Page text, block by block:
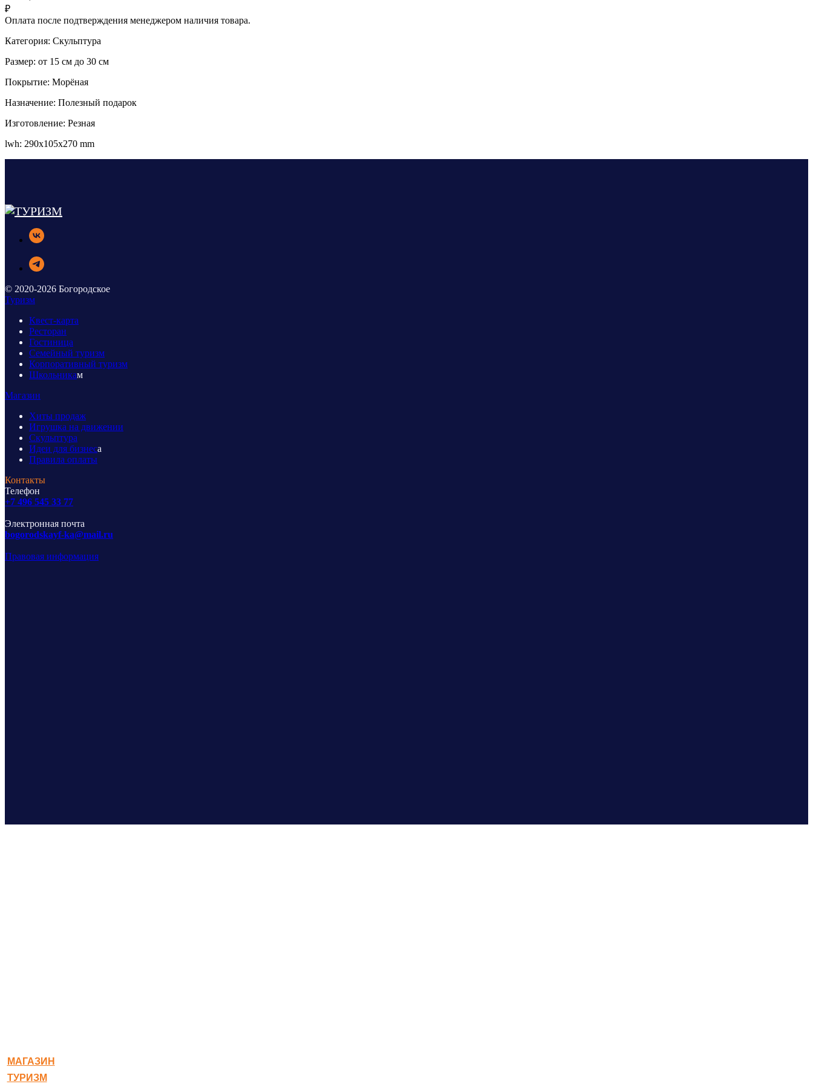
₽
Оплата после подтверждения менеджером наличия товара.
Категория: Скульптура
Размер: от 15 см до 30 см
Покрытие: Морёная
Назначение: Полезный подарок
Изготовление: Резная
lwh: 290x105x270 mm
© 2020-2026 Богородское
Туризм
Квест-карта
Ресторан
Гостиница
Семейный туризм
Корпоративный туризм
Школьникам
Магазин
Хиты продаж
Игрушка на движении
Скульптура
Идеи для бизнеса
Правила оплаты
Контакты
Телефон
+7 496 545 33 77
Электронная почта
bogorodskayf-ka@mail.ru
Правовая информация
МАГАЗИН
ТУРИЗМ